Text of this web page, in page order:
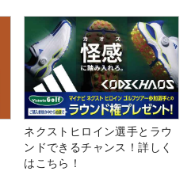
ネクストヒロイン選手とラウ
ンドできるチャンス！詳しく
はこちら！